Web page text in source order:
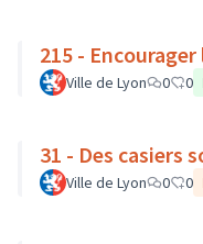
215 -
Ville de Lyon 0 0
31 - Des casiers
Ville de Lyon 0 0